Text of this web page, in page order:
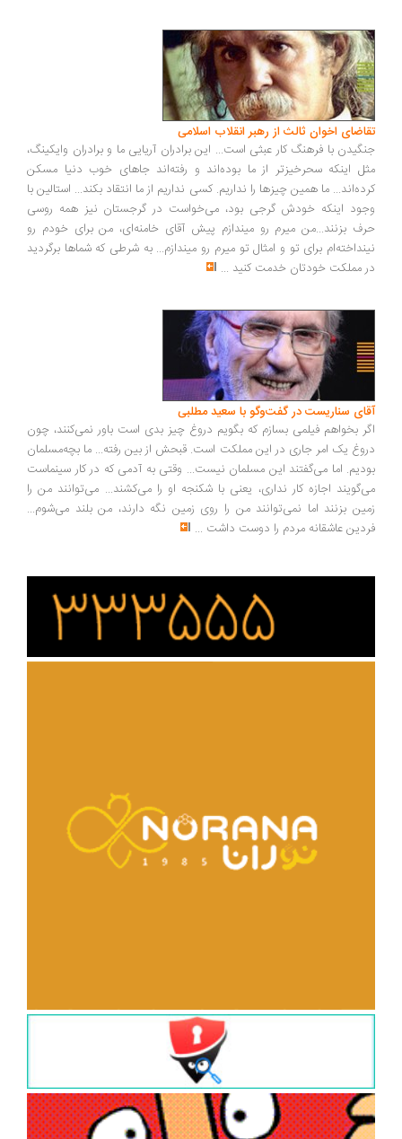
تقاضای اخوان ثالث از رهبر انقلاب اسلامی
جنگیدن با فرهنگ کار عبثی است... این برادران آریایی ما و برادران وایکینگ،
مثل اینکه سحرخیزتر از ما بوده‌اند و رفته‌اند جاهای خوب دنیا مسکن
کرده‌اند... ما همین چیزها را نداریم. کسی نداریم از ما انتقاد بکند... استالین با
وجود اینکه خودش گرجی بود، می‌خواست در گرجستان نیز همه روسی
حرف بزنند...من میرم رو میندازم پیش آقای خامنه‌ای، من برای خودم رو
نینداخته‌ام برای تو و امثال تو میرم رو میندازم... به شرطی که شماها برگردید
در مملکت خودتان خدمت کنید ...
آقای سناریست در گفت‌وگو با سعید مطلبی
اگر بخواهم فیلمی بسازم که بگویم دروغ چیز بدی است باور نمی‌کنند، چون
دروغ یک امر جاری در این مملکت است. قبحش از بین رفته... ما بچه‌مسلمان
بودیم. اما می‌گفتند این مسلمان نیست... وقتی به آدمی که در کار سینماست
می‌گویند اجازه کار نداری، یعنی با شکنجه او را می‌کشند... می‌توانند من را
زمین بزنند اما نمی‌توانند من را روی زمین نگه دارند، من بلند می‌شوم...
فردین عاشقانه مردم را دوست داشت ...